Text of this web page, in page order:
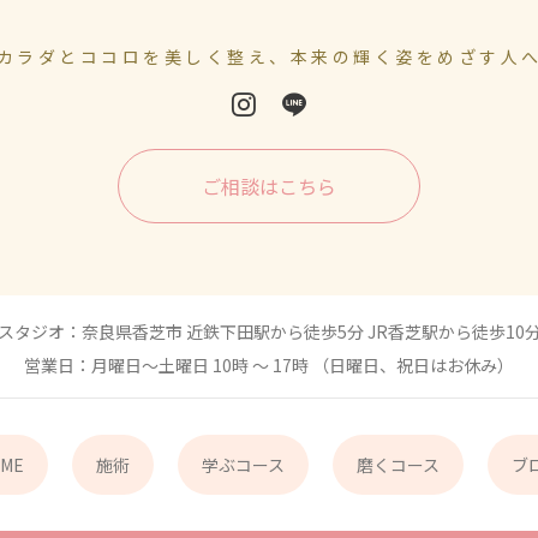
ラダとココロを美しく整え、本来の輝く姿をめざす人へ
ご相談はこちら
タジオ：奈良県香芝市 近鉄下田駅から徒歩5分 JR香芝駅から徒歩10
営業日：月曜日〜土曜日 10時 〜 17時 （日曜日、祝日はお休み）
施術 学ぶコース 磨くコース ブ